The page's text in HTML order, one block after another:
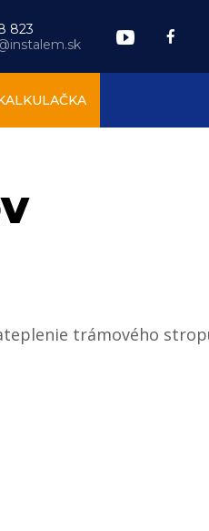
823
trámového